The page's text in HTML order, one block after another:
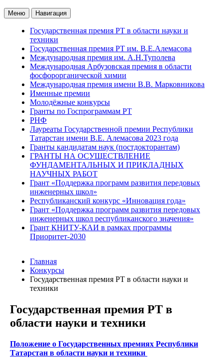
Меню Навигация
Государственная премия РТ в области науки и
техники
Государственная премия РТ им. В.Е.Алемасова
Международная премия им. А.Н.Туполева
Международная Арбузовская премия в области
фосфорорганической химии
Международная премия имени В.В. Марковникова
Именные премии
Молодёжные конкурсы
Гранты по Госпрограммам РТ
РНФ
Лауреаты Государственной премии Республики
Татарстан имени В.Е. Алемасова 2023 года
Гранты кандидатам наук (постдокторантам)
ГРАНТЫ НА ОСУЩЕСТВЛЕНИЕ
ФУНДАМЕНТАЛЬНЫХ И ПРИКЛАДНЫХ
НАУЧНЫХ РАБОТ
Грант «Поддержка программ развития передовых
инженерных школ»
Республиканский конкурс «Инновация года»
Грант «Поддержка программ развития передовых
инженерных школ республиканского значения»
Грант КНИТУ-КАИ в рамках программы
Приоритет-2030
Главная
Конкурсы
Государственная премия РТ в области науки и
техники
Государственная премия РТ в
области науки и техники
Положение о Государственных премиях Республики
Татарстан в области науки и техники